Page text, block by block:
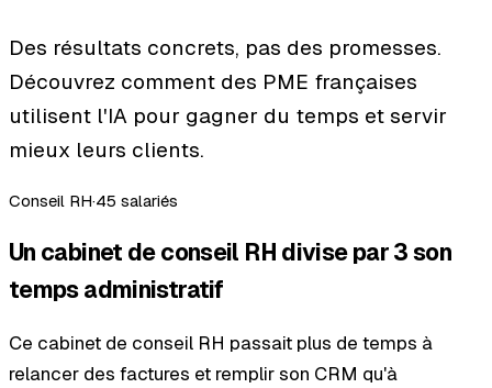
Des résultats concrets, pas des promesses.
Découvrez comment des PME françaises
utilisent l'IA pour gagner du temps et servir
mieux leurs clients.
Conseil RH·45 salariés
Un cabinet de conseil RH divise par 3 son
temps administratif
Ce cabinet de conseil RH passait plus de temps à
relancer des factures et remplir son CRM qu'à